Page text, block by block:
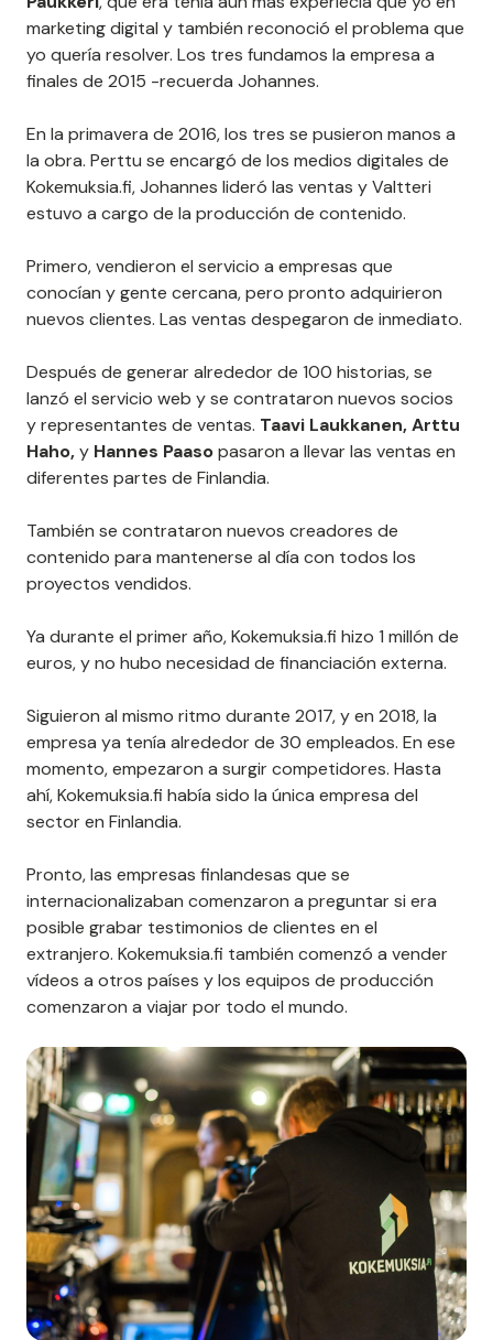
marketing digital y también reconoció el problema que
yo quería resolver. Los tres fundamos la empresa a
finales de 2015 -recuerda Johannes.
En la primavera de 2016, los tres se pusieron manos a
la obra. Perttu se encargó de los medios digitales de
Kokemuksia.fi, Johannes lideró las ventas y Valtteri
estuvo a cargo de la producción de contenido.
Primero, vendieron el servicio a empresas que
conocían y gente cercana, pero pronto adquirieron
nuevos clientes. Las ventas despegaron de inmediato.
Después de generar alrededor de 100 historias, se
lanzó el servicio web y se contrataron nuevos socios
y representantes de ventas. Taavi Laukkanen, Arttu
Haho,y Hannes Paasopasaron a llevar las ventas en
diferentes partes de Finlandia.
También se contrataron nuevos creadores de
contenido para mantenerse al día con todos los
proyectos vendidos.
Ya durante el primer año, Kokemuksia.fi hizo 1 millón de
euros, y no hubo necesidad de financiación externa.
Siguieron al mismo ritmo durante 2017, y en 2018, la
empresa ya tenía alrededor de 30 empleados. En ese
momento, empezaron a surgir competidores. Hasta
ahí, Kokemuksia.fi había sido la única empresa del
sector en Finlandia.
Pronto, las empresas finlandesas que se
internacionalizaban comenzaron a preguntar si era
posible grabar testimonios de clientes en el
extranjero. Kokemuksia.fi también comenzó a vender
vídeos a otros países y los equipos de producción
comenzaron a viajar por todo el mundo.